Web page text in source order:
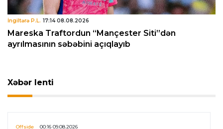
İngiltərə P.L. 17:14 08.08.2026
Mareska Traftordun “Mançester Siti”dən
ayrılmasının səbəbini açıqlayıb
Xəbər lenti
Offside 00:16 09.08.2026